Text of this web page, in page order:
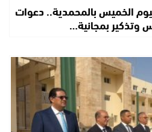
الخميس بالمحمدية.. دعوات
بمجانية…